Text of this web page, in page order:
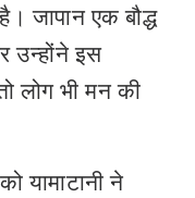
जापान एक बौद्ध
उन्होंने इस
लोग भी मन की
यामाटानी ने